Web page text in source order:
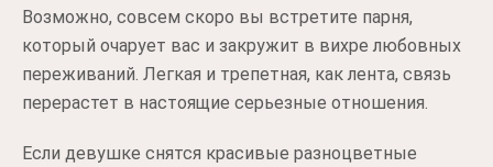
Возможно, совсем скоро вы встретите парня,
который очарует вас и закружит в вихре любовных
переживаний. Легкая и трепетная, как лента, связь
перерастет в настоящие серьезные отношения.
Если девушке снятся красивые разноцветные